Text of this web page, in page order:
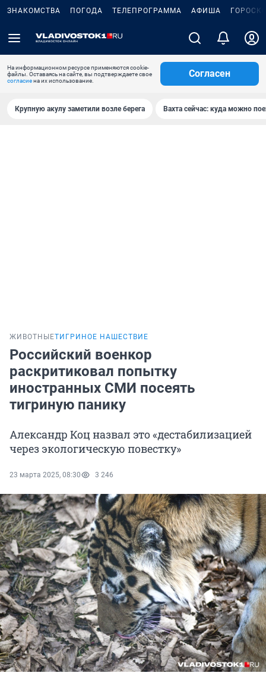
ЗНАКОМСТВА ПОГОДА ТЕЛЕПРОГРАММА АФИША
На информационном ресурсе применяются cookie-
файлы. Оставаясь на сайте, вы подтверждаете свое
согласиена их использование.
Согласен
Крупную акулу заметили возле берега Вахта сейчас: куда можно
ЖИВОТНЫЕТИГРИНОЕ НАШЕСТВИЕ
Российский военкор
раскритиковал попытку
иностранных СМИ посеять
тигриную панику
Александр Коц назвал это «дестабилизацией
через экологическую повестку»
23 марта 2025, 08:30 3 246